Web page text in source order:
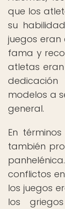
que los
su
juegos
fama y
atletas
modelos a
general.
En
también
conflictos
los juegos
los